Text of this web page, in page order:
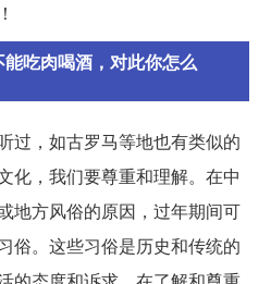
吃肉喝酒，对此你怎么
过，如古罗马等地也有类似的
化，我们要尊重和理解。在中
地方风俗的原因，过年期间可
俗。这些习俗是历史和传统的